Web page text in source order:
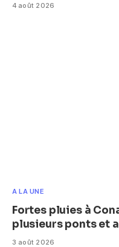
4 août 2026
A LA UNE
Fortes pluies à
plusieurs ponts et
3 août 2026